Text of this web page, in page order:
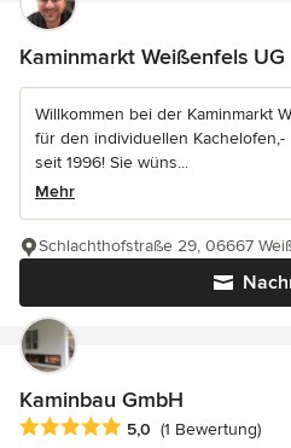
Kaminmarkt Weißenfels UG
Willkommen bei der Kaminmarkt
für den individuellen Kachelofen,-
seit 1996! Sie wüns...
Mehr
Schlachthofstraße 29, 06667
Kaminbau GmbH
Durchschnittliche Bewertung: 5
5,0 (1 Bewertung)